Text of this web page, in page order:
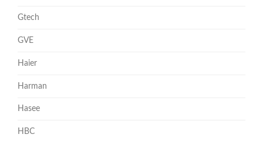
Gtech
GVE
Haier
Harman
Hasee
HBC